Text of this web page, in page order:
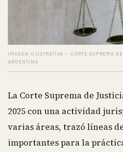
IMAGEN ILUSTRATIVA — CORTE SUPREMA
ARGENTINA
La Corte Suprema de
2025 con una actividad
varias áreas, trazó líneas
importantes para la